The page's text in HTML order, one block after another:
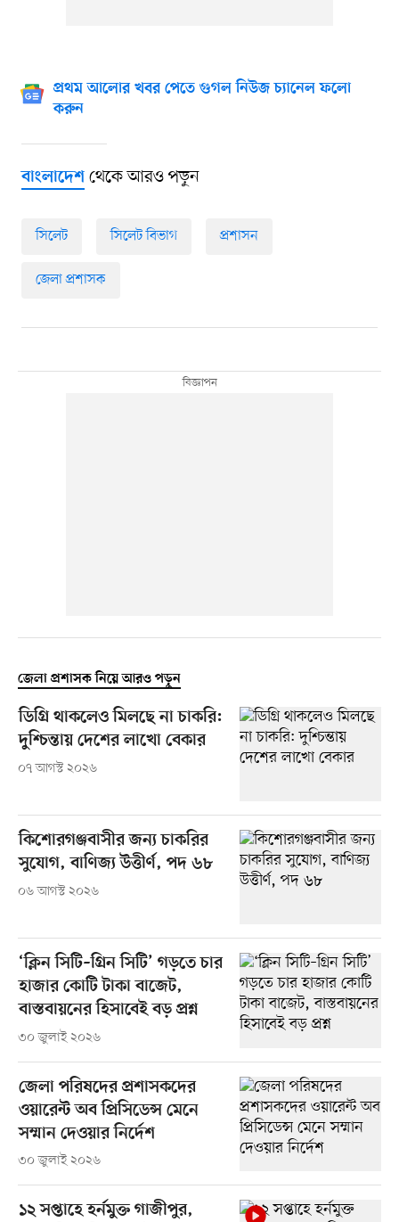
প্রথম আলোর খবর পেতে গুগল নিউজ চ্যানেল ফলো
করুন
বাংলাদেশথেকে আরও পড়ুন
সিলেট সিলেট বিভাগ প্রশাসন
জেলা প্রশাসক
জেলা প্রশাসক নিয়ে আরও পড়ুন
ডিগ্রি থাকলেও মিলছে না চাকরি:
দুশ্চিন্তায় দেশের লাখো বেকার
০৭ আগস্ট ২০২৬
কিশোরগঞ্জবাসীর জন্য চাকরির
সুযোগ, বাণিজ্য উত্তীর্ণ, পদ ৬৮
০৬ আগস্ট ২০২৬
‘ক্লিন সিটি–গ্রিন সিটি’ গড়তে চার
হাজার কোটি টাকা বাজেট,
বাস্তবায়নের হিসাবেই বড় প্রশ্ন
৩০ জুলাই ২০২৬
জেলা পরিষদের প্রশাসকদের
ওয়ারেন্ট অব প্রিসিডেন্স মেনে
সম্মান দেওয়ার নির্দেশ
৩০ জুলাই ২০২৬
১২ সপ্তাহে হর্নমুক্ত গাজীপুর,